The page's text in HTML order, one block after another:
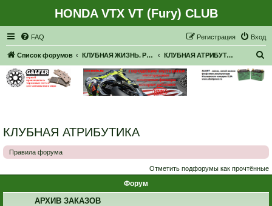
HONDA VTX VT (Fury) CLUB
FAQ Вход
Регистрация
Список форумов КЛУБНАЯ ЖИЗНЬ. РЕАЛЬНЫЕ ВСТРЕЧИ. ПОКАТУШКИ. КЛУБНАЯ АТРИБУТИКА
КЛУБНАЯ АТРИБУТИКА
Правила форума
Отметить подфорумы как прочтённые
Форум
АРХИВ ЗАКАЗОВ